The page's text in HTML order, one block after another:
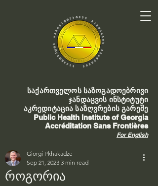
საქართველოს საზოგადოებრივი
ჯანდაცვის ინსტიტუტი
აკრედიტაცია საზღვრების გარეშე
Public Health Institute of Georgia
Accréditation Sans Frontières
For English
როგორია
Giorgi Pkhakadze
Sep 21, 2023 3 min read